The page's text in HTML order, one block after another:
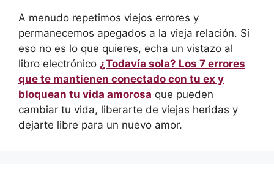
A menudo repetimos viejos errores y
permanecemos apegados a la vieja relación. Si
eso no es lo que quieres, echa un vistazo al
libro electrónico ¿Todavía sola? Los 7 errores
que te mantienen conectado con tu ex y
bloquean tu vida amorosa que pueden
cambiar tu vida, liberarte de viejas heridas y
dejarte libre para un nuevo amor.